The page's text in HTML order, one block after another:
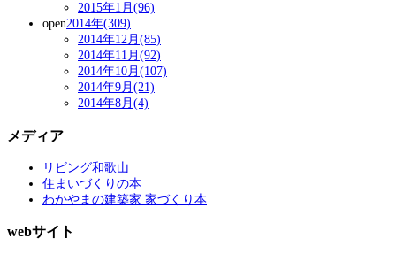
2015年1月(96)
open2014年(309)
2014年12月(85)
2014年11月(92)
2014年10月(107)
2014年9月(21)
2014年8月(4)
メディア
リビング和歌山
住まいづくりの本
わかやまの建築家 家づくり本
webサイト